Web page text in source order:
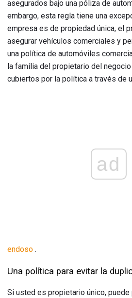
asegurados bajo una póliza de
embargo, esta regla tiene una
empresa es de propiedad única, el
asegurar vehículos comerciales y
una política de automóviles
la familia del propietario del
cubiertos por la política a través de
ad
endoso .
Una política para evitar la
Si usted es propietario único,